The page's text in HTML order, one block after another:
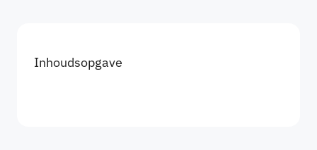
Inhoudsopgave